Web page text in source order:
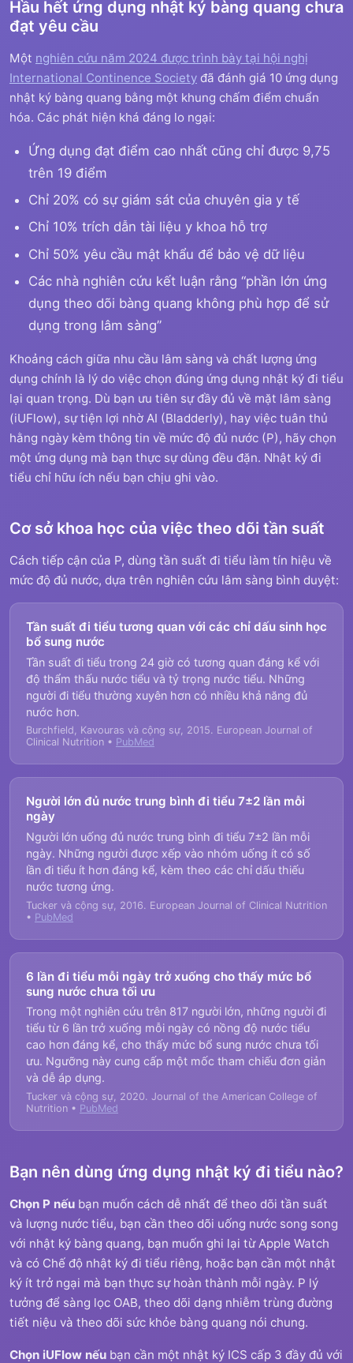
Hầu hết ứng dụng nhật ký bàng quang chưa
đạt yêu cầu
Một nghiên cứu năm 2024 được trình bày tại hội nghị
International Continence Society đã đánh giá 10 ứng dụng
nhật ký bàng quang bằng một khung chấm điểm chuẩn
hóa. Các phát hiện khá đáng lo ngại:
Ứng dụng đạt điểm cao nhất cũng chỉ được 9,75
trên 19 điểm
Chỉ 20% có sự giám sát của chuyên gia y tế
Chỉ 10% trích dẫn tài liệu y khoa hỗ trợ
Chỉ 50% yêu cầu mật khẩu để bảo vệ dữ liệu
Các nhà nghiên cứu kết luận rằng “phần lớn ứng
dụng theo dõi bàng quang không phù hợp để sử
dụng trong lâm sàng”
Khoảng cách giữa nhu cầu lâm sàng và chất lượng ứng
dụng chính là lý do việc chọn đúng ứng dụng nhật ký đi tiểu
lại quan trọng. Dù bạn ưu tiên sự đầy đủ về mặt lâm sàng
(iUFlow), sự tiện lợi nhờ AI (Bladderly), hay việc tuân thủ
hằng ngày kèm thông tin về mức độ đủ nước (P), hãy chọn
một ứng dụng mà bạn thực sự dùng đều đặn. Nhật ký đi
tiểu chỉ hữu ích nếu bạn chịu ghi vào.
Cơ sở khoa học của việc theo dõi tần suất
Cách tiếp cận của P, dùng tần suất đi tiểu làm tín hiệu về
mức độ đủ nước, dựa trên nghiên cứu lâm sàng bình duyệt:
Tần suất đi tiểu tương quan với các chỉ dấu sinh học
bổ sung nước
Tần suất đi tiểu trong 24 giờ có tương quan đáng kể với
độ thẩm thấu nước tiểu và tỷ trọng nước tiểu. Những
người đi tiểu thường xuyên hơn có nhiều khả năng đủ
nước hơn.
Burchfield, Kavouras và cộng sự, 2015. European Journal of
Clinical Nutrition • PubMed
Người lớn đủ nước trung bình đi tiểu 7±2 lần mỗi
ngày
Người lớn uống đủ nước trung bình đi tiểu 7±2 lần mỗi
ngày. Những người được xếp vào nhóm uống ít có số
lần đi tiểu ít hơn đáng kể, kèm theo các chỉ dấu thiếu
nước tương ứng.
Tucker và cộng sự, 2016. European Journal of Clinical Nutrition
• PubMed
6 lần đi tiểu mỗi ngày trở xuống cho thấy mức bổ
sung nước chưa tối ưu
Trong một nghiên cứu trên 817 người lớn, những người đi
tiểu từ 6 lần trở xuống mỗi ngày có nồng độ nước tiểu
cao hơn đáng kể, cho thấy mức bổ sung nước chưa tối
ưu. Ngưỡng này cung cấp một mốc tham chiếu đơn giản
và dễ áp dụng.
Tucker và cộng sự, 2020. Journal of the American College of
Nutrition • PubMed
Bạn nên dùng ứng dụng nhật ký đi tiểu nào?
Chọn P nếu bạn muốn cách dễ nhất để theo dõi tần suất
và lượng nước tiểu, bạn cần theo dõi uống nước song song
với nhật ký bàng quang, bạn muốn ghi lại từ Apple Watch
và có Chế độ nhật ký đi tiểu riêng, hoặc bạn cần một nhật
ký ít trở ngại mà bạn thực sự hoàn thành mỗi ngày. P lý
tưởng để sàng lọc OAB, theo dõi dạng nhiễm trùng đường
tiết niệu và theo dõi sức khỏe bàng quang nói chung.
Chọn iUFlow nếu bạn cần một nhật ký ICS cấp 3 đầy đủ với